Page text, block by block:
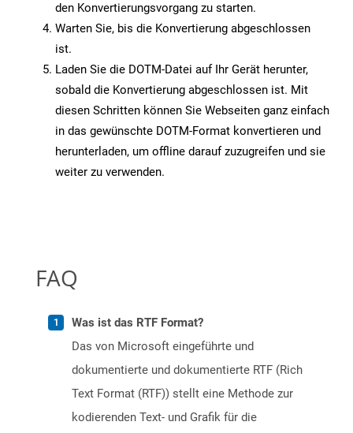
den Konvertierungsvorgang zu starten.
Warten Sie, bis die Konvertierung abgeschlossen
ist.
Laden Sie die DOTM-Datei auf Ihr Gerät herunter,
sobald die Konvertierung abgeschlossen ist. Mit
diesen Schritten können Sie Webseiten ganz einfach
in das gewünschte DOTM-Format konvertieren und
herunterladen, um offline darauf zuzugreifen und sie
weiter zu verwenden.
FAQ
Was ist das RTF Format?
Das von Microsoft eingeführte und
dokumentierte und dokumentierte RTF (Rich
Text Format (RTF)) stellt eine Methode zur
kodierenden Text- und Grafik für die